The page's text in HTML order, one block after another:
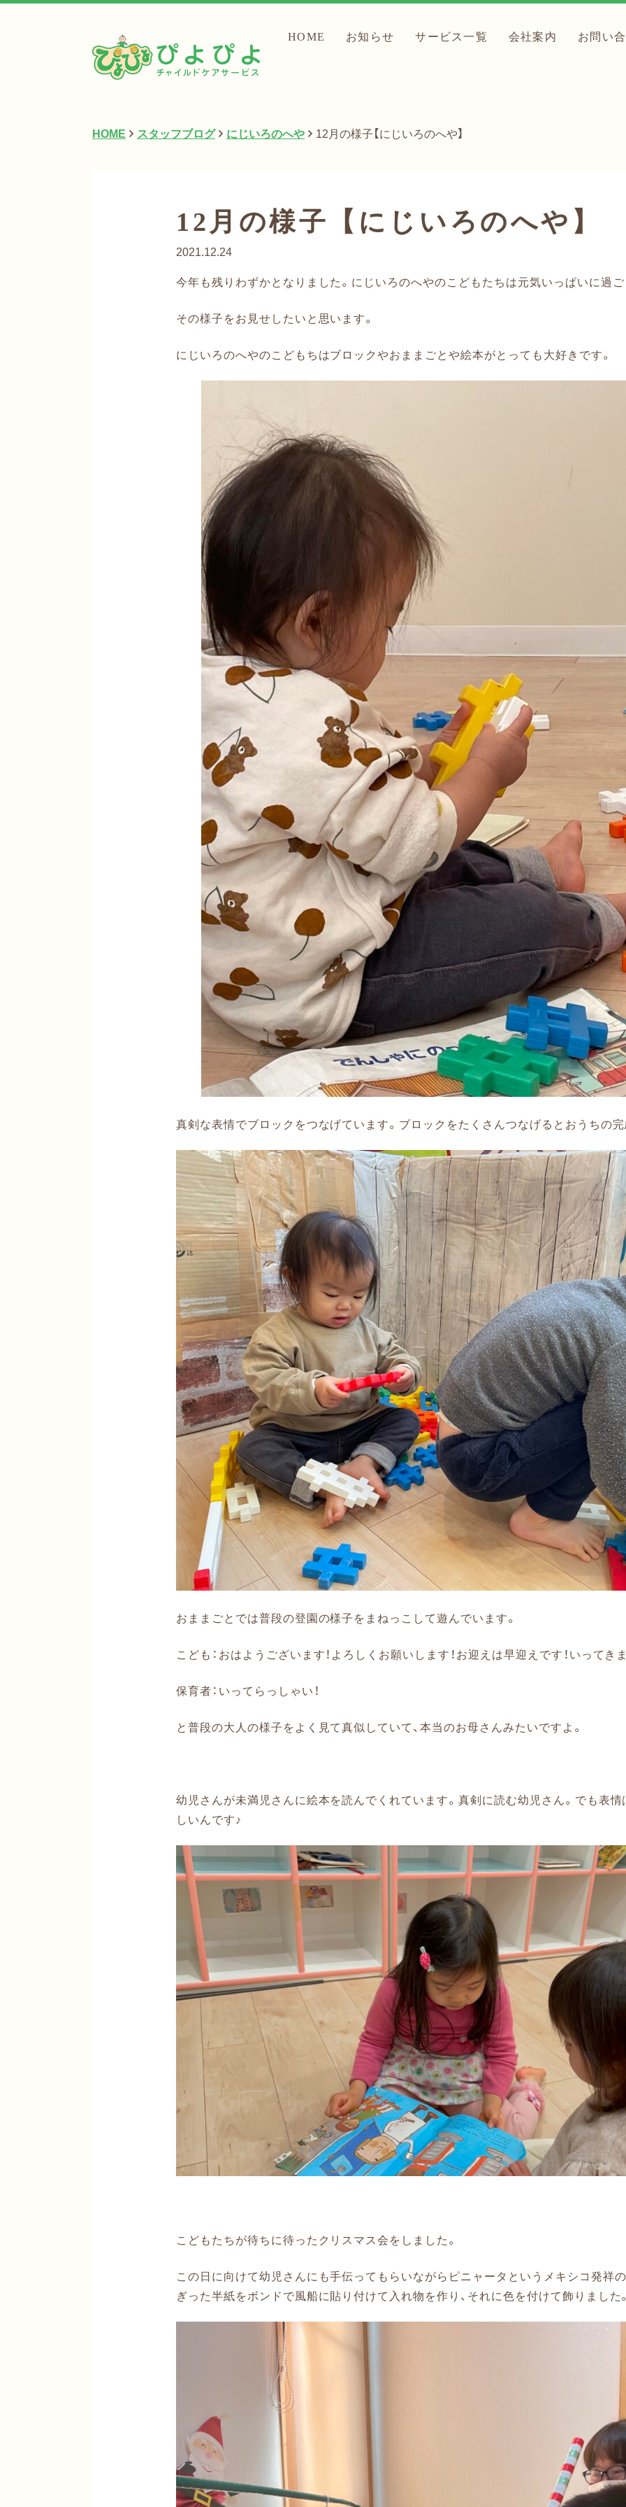
HOME お知らせ サービス一覧 会社案内 お問い
HOME スタッフブログ にじいろのへや 12月の様子【にじいろのへや】
12月の様子【にじいろのへや】
2021.12.24
今年も残りわずかとなりました。にじいろのへやのこどもたちは元気いっぱいに過
その様子をお見せしたいと思います。
にじいろのへやのこどもちはブロックやおままごとや絵本がとっても大好きです。
真剣な表情でブロックをつなげています。ブロックをたくさんつなげるとおうちの完
おままごとでは普段の登園の様子をまねっこして遊んでいます。
こども：おはようございます！よろしくお願いします！お迎えは早迎えです！いってき
保育者：いってらっしゃい！
と普段の大人の様子をよく見て真似していて、本当のお母さんみたいですよ。
幼児さんが未満児さんに絵本を読んでくれています。真剣に読む幼児さん。でも表情
しいんです♪
こどもたちが待ちに待ったクリスマス会をしました。
この日に向けて幼児さんにも手伝ってもらいながらピニャータというメキシコ発祥
ぎった半紙をボンドで風船に貼り付けて入れ物を作り、それに色を付けて飾りました